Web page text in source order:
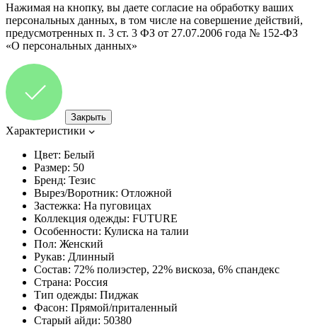
Нажимая на кнопку, вы даете согласие на обработку ваших
персональных данных, в том числе на совершение действий,
предусмотренных п. 3 ст. 3 ФЗ от 27.07.2006 года № 152-ФЗ
«О персональных данных»
Закрыть
Характеристики
Цвет: Белый
Размер: 50
Бренд: Тезис
Вырез/Воротник: Отложной
Застежка: На пуговицах
Коллекция одежды: FUTURE
Особенности: Кулиска на талии
Пол: Женский
Рукав: Длинный
Состав: 72% полиэстер, 22% вискоза, 6% спандекс
Страна: Россия
Тип одежды: Пиджак
Фасон: Прямой/приталенный
Старый айди: 50380